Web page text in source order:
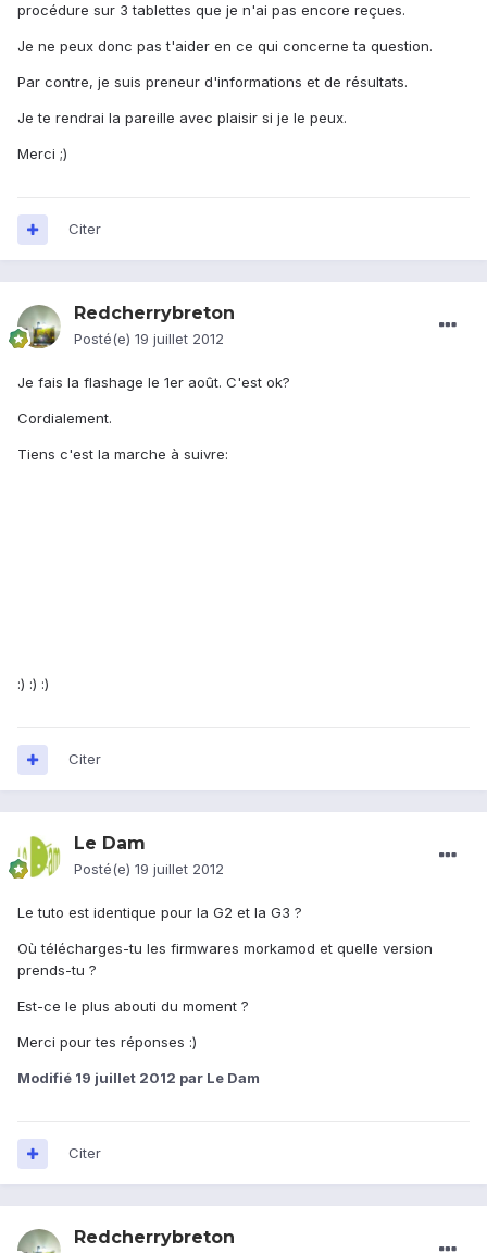
procédure sur 3 tablettes que je n'ai pas encore reçues.
Je ne peux donc pas t'aider en ce qui concerne ta question.
Par contre, je suis preneur d'informations et de résultats.
Je te rendrai la pareille avec plaisir si je le peux.
Merci ;)
Citer
Redcherrybreton
Posté(e) 19 juillet 2012
Je fais la flashage le 1er août. C'est ok?
Cordialement.
Tiens c'est la marche à suivre:
:) :) :)
Citer
Le Dam
Posté(e) 19 juillet 2012
Le tuto est identique pour la G2 et la G3 ?
Où télécharges-tu les firmwares morkamod et quelle version
prends-tu ?
Est-ce le plus abouti du moment ?
Merci pour tes réponses :)
Modifié 19 juillet 2012 par Le Dam
Citer
Redcherrybreton